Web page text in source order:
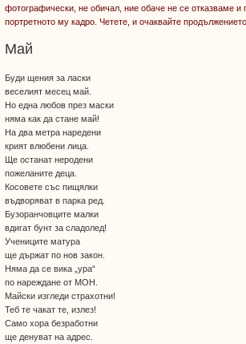
фотографически, не обичал, ние обаче не се отказваме
портретното му кадро. Четете, и очаквайте
Май
Буди щения за ласки
веселият месец май.
Но една любов през маски
няма как да стане май!
На два метра наредени
крият влюбени лица.
Ще останат неродени
пожеланите деца.
Косовете със пищялки
въдворяват в парка ред.
Бузоранчовците малки
вдигат бунт за сладолед!
Учениците матура
ще държат по нов закон.
Няма да се вика „ура“
по нареждане от МОН.
Майски изгледи страхотни!
Теб те чакат те, излез!
Само хора безработни
ще денуват на адрес.